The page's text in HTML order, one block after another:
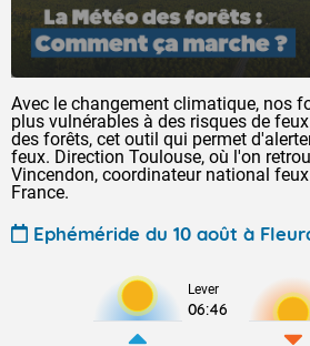
Avec le changement climatique, nos
plus vulnérables à des risques de
des forêts, cet outil qui permet
feux. Direction Toulouse, où l'on
Vincendon, coordinateur national
France.
Ephéméride du 10 août à
Lever
06:46